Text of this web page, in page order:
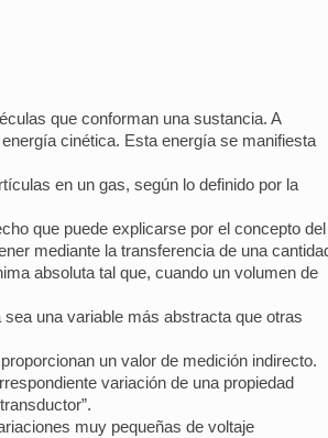
que conforman una sustancia. A
cinética. Esta energía se manifiesta
en un gas, según lo definido por la
que puede explicarse por el concepto del
mediante la transferencia de una
absoluta tal que, cuando un volumen de
una variable más abstracta que otras
un valor de medición indirecto.
variación de una propiedad
muy pequeñas de voltaje